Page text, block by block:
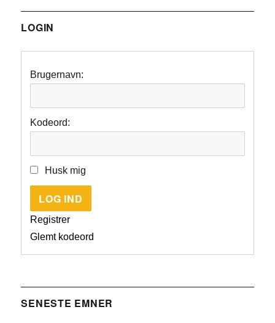
LOGIN
Brugernavn:
Kodeord:
Husk mig
LOG IND
Registrer
Glemt kodeord
SENESTE EMNER